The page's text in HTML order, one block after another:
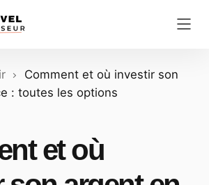
Comment et où investir son
: toutes les options
et où